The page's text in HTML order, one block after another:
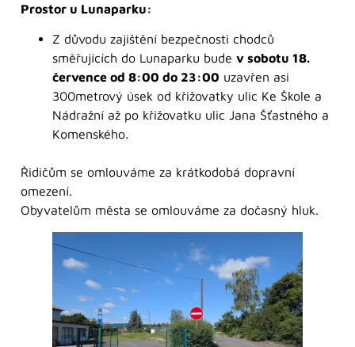
Prostor u Lunaparku:
Z důvodu zajištění bezpečnosti chodců
směřujících do Lunaparku bude v sobotu 18.
července od 8:00 do 23:00 uzavřen asi
300metrový úsek od křižovatky ulic Ke Škole a
Nádražní až po křižovatku ulic Jana Šťastného a
Komenského.
Řidičům se omlouváme za krátkodobá dopravní
omezení.
Obyvatelům města se omlouváme za dočasný hluk.